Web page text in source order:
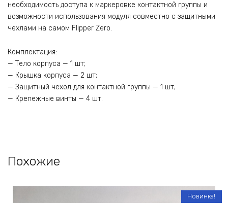
необходимость доступа к маркеровке контактной группы и
возможности использования модуля совместно с защитными
чехлами на самом Fliрреr Zеrо.
Комплектация:
— Тело корпуса — 1 шт;
— Крышка корпуса — 2 шт;
— Защитный чехол для контактной группы — 1 шт;
— Крепежные винты — 4 шт.
Похожие
Новинка!